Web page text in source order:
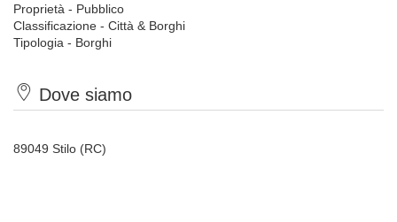
Proprietà - Pubblico
Classificazione - Città & Borghi
Tipologia - Borghi
Dove siamo
89049 Stilo (RC)